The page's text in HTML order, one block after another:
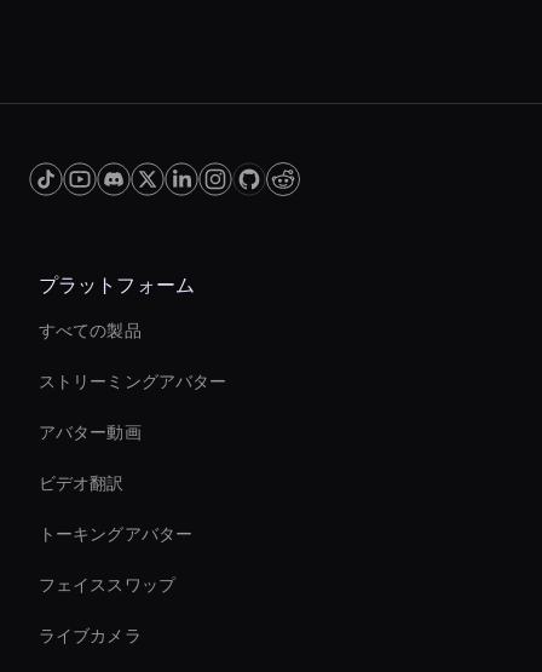
プラットフォーム
すべての製品
ストリーミングアバター
アバター動画
ビデオ翻訳
トーキングアバター
フェイススワップ
ライブカメラ